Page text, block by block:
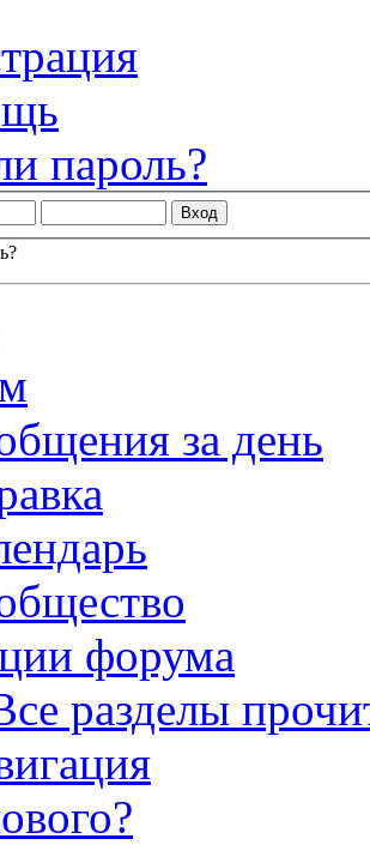
пароль?
за день
форума
разделы